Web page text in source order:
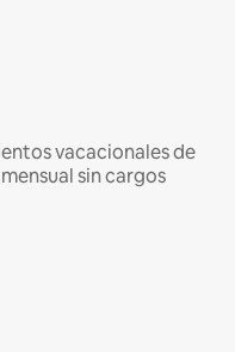
vacacionales de
sin cargos